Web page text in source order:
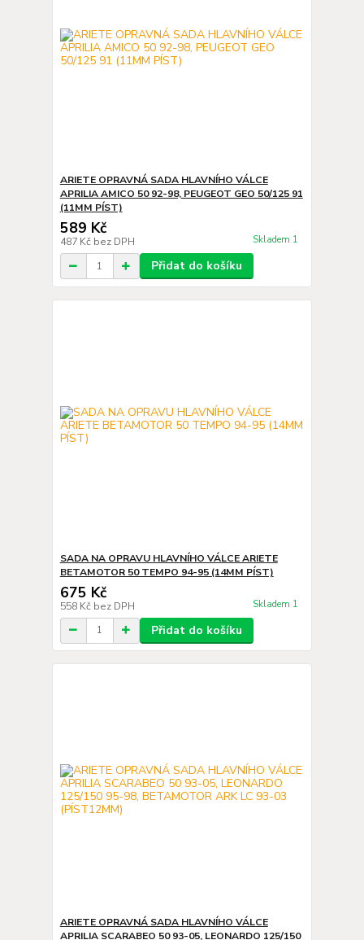
ARIETE OPRAVNÁ SADA HLAVNÍHO VÁLCE
APRILIA AMICO 50 92-98, PEUGEOT GEO 50/125 91
(11MM PÍST)
589 Kč
487 Kč bez DPH Skladem 1
Přidat do košíku
SADA NA OPRAVU HLAVNÍHO VÁLCE ARIETE
BETAMOTOR 50 TEMPO 94-95 (14MM PÍST)
675 Kč
558 Kč bez DPH Skladem 1
Přidat do košíku
ARIETE OPRAVNÁ SADA HLAVNÍHO VÁLCE
APRILIA SCARABEO 50 93-05, LEONARDO 125/150